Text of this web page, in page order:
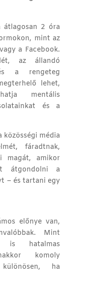
átlagosan 2 óra
mint az
a Facebook.
az állandó
a rengeteg
lehet,
mentális
és a
közösségi média
fáradtnak,
magát, amikor
átgondolni a
– és tartani egy
előnye van,
Mint
is hatalmas
komoly
ha